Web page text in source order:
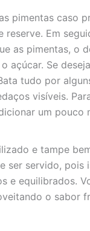
pimentas caso
reserve. Em
as pimentas, o
açúcar. Se
tudo por
visíveis.
um pouco
e tampe
ser servido, pois
e equilibrados.
o sabor